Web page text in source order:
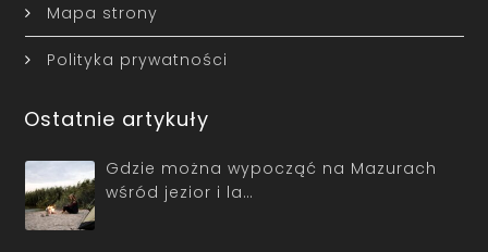
Mapa strony
Polityka prywatności
Ostatnie artykuły
Gdzie można wypocząć na Mazurach
wśród jezior i la…